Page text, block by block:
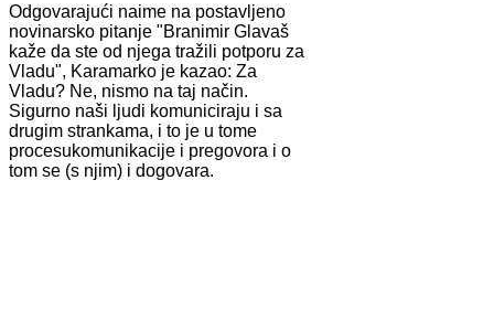
Odgovarajući naime na postavljeno
novinarsko pitanje "Branimir Glavaš
kaže da ste od njega tražili potporu za
Vladu", Karamarko je kazao: Za
Vladu? Ne, nismo na taj način.
Sigurno naši ljudi komuniciraju i sa
drugim strankama, i to je u tome
procesukomunikacije i pregovora i o
tom se (s njim) i dogovara.